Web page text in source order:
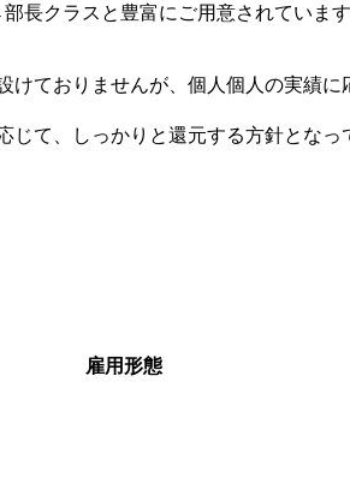
クラスと豊富にご用意されています
ておりませんが、個人個人の実績
て、しっかりと還元する方針となっ
雇用形態